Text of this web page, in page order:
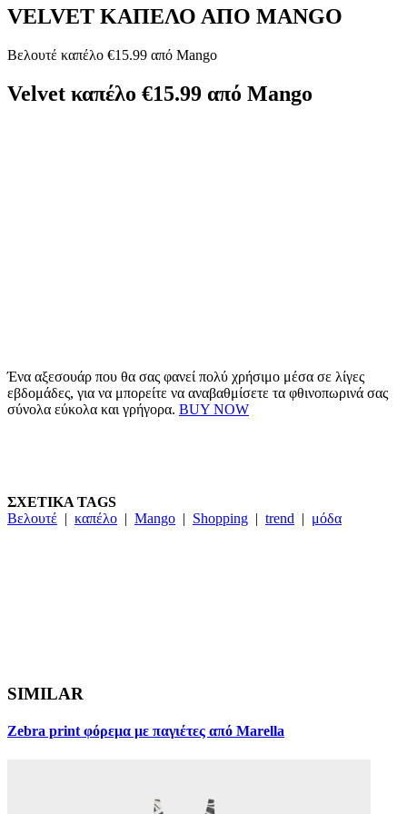
VELVET ΚΑΠΕΛΟ ΑΠΟ MANGO
Βελουτέ καπέλο €15.99 από Mango
Velvet καπέλο €15.99 από Mango
Ένα αξεσουάρ που θα σας φανεί πολύ χρήσιμο μέσα σε λίγες
εβδομάδες, για να μπορείτε να αναβαθμίσετε τα φθινοπωρινά σας
σύνολα εύκολα και γρήγορα. BUY NOW
ΣΧΕΤΙΚΑ TAGS
Βελουτέ | καπέλο | Mango | Shopping | trend | μόδα
SIMILAR
Zebra print φόρεμα με παγιέτες από Marella